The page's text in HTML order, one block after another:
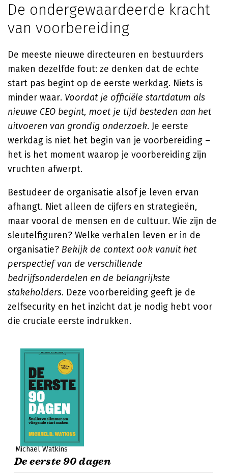
De ondergewaardeerde kracht
van voorbereiding
De meeste nieuwe directeuren en bestuurders
maken dezelfde fout: ze denken dat de echte
start pas begint op de eerste werkdag. Niets is
minder waar. Voordat je officiële startdatum als
nieuwe CEO begint, moet je tijd besteden aan het
uitvoeren van grondig onderzoek. Je eerste
werkdag is niet het begin van je voorbereiding –
het is het moment waarop je voorbereiding zijn
vruchten afwerpt.
Bestudeer de organisatie alsof je leven ervan
afhangt. Niet alleen de cijfers en strategieën,
maar vooral de mensen en de cultuur. Wie zijn de
sleutelfiguren? Welke verhalen leven er in de
organisatie? Bekijk de context ook vanuit het
perspectief van de verschillende
bedrijfsonderdelen en de belangrijkste
stakeholders. Deze voorbereiding geeft je de
zelfsecurity en het inzicht dat je nodig hebt voor
die cruciale eerste indrukken.
Michael Watkins
De eerste 90 dagen